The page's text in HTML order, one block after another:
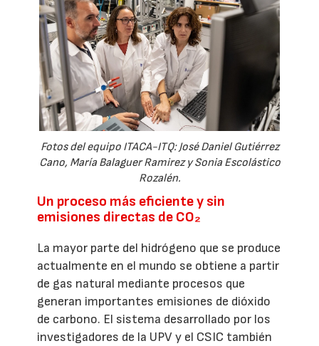
Fotos del equipo ITACA-ITQ: José Daniel Gutiérrez
Cano, María Balaguer Ramirez y Sonia Escolástico
Rozalén.
Un proceso más eficiente y sin
emisiones directas de CO₂
La mayor parte del hidrógeno que se produce
actualmente en el mundo se obtiene a partir
de gas natural mediante procesos que
generan importantes emisiones de dióxido
de carbono. El sistema desarrollado por los
investigadores de la UPV y el CSIC también